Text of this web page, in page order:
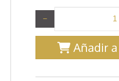
−
Añadir